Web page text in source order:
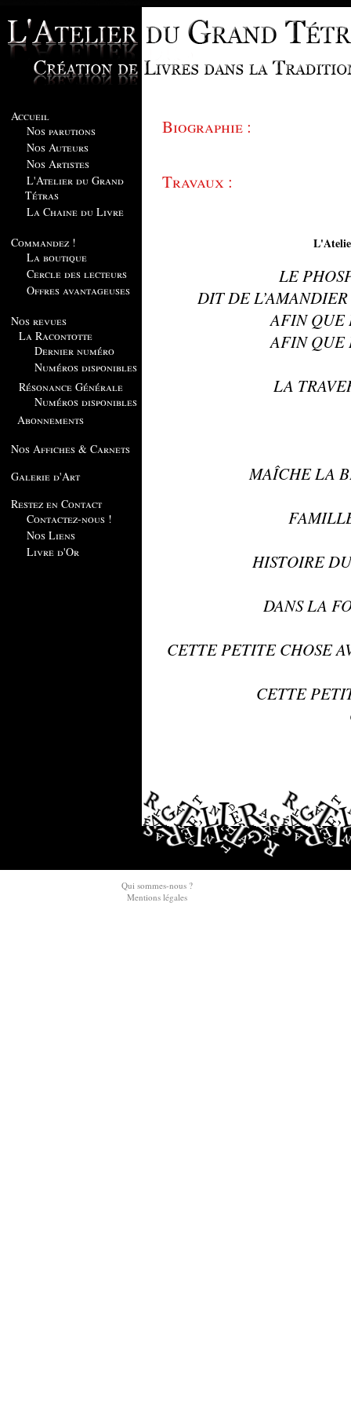
Accueil
Nos parutions
Nos Auteurs
Nos Artistes
L'Atelier du Grand
Tétras
La Chaine du Livre
Commandez !
La boutique
Cercle des lecteurs
Offres avantageuses
Nos revues
La Racontotte
Dernier numéro
Numéros disponibles
Résonance Générale
Numéros disponibles
Abonnements
Nos Affiches & Carnets
Galerie d'Art
Restez en Contact
Contactez-nous !
Nos Liens
Livre d'Or
Biographie :
Travaux :
LE
DIT DE
AFIN QUE
AFIN QUE
LA
MAÎCHE LA
HISTOIRE
DANS LA
CETTE PETITE CHOSE
CETTE
Qui sommes-nous ?
Mentions légales